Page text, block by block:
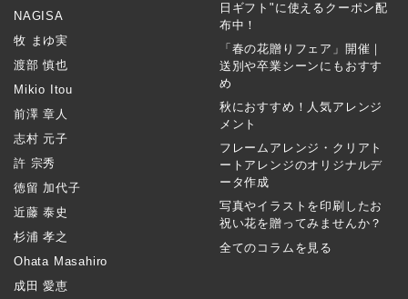
NAGISA
牧 まゆ実
渡部 慎也
Mikio Itou
前澤 章人
志村 元子
許 宗秀
徳留 加代子
近藤 泰史
杉浦 孝之
Ohata Masahiro
成田 愛恵
日ギフト"に使えるクーポン配
布中！
「春の花贈りフェア」開催｜
送別や卒業シーンにもおすす
め
秋におすすめ！人気アレンジ
メント
フレームアレンジ・クリアト
ートアレンジのオリジナルデ
ータ作成
写真やイラストを印刷したお
祝い花を贈ってみませんか？
全てのコラムを見る